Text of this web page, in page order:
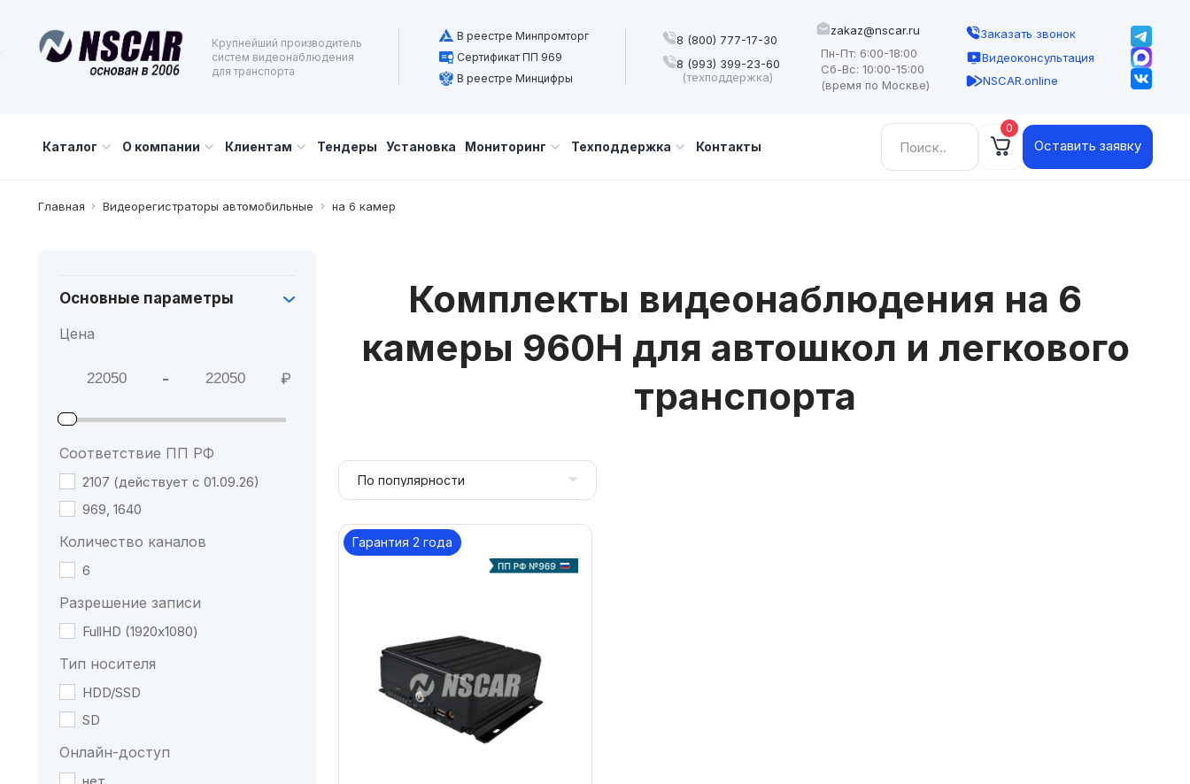
Крупнейший производитель
систем видеонаблюдения
для транспорта
В реестре Минпромторг
Сертификат ПП 969
В реестре Минцифры
8 (800) 777-17-30
8 (993) 399-23-60
(техподдержка)
zakaz@nscar.ru
Пн-Пт: 6:00-18:00
Сб-Вс: 10:00-15:00
(время по Москве)
Заказать звонок
Видеоконсультация
NSCAR.online
Каталог О компании Клиентам Тендеры Установка Мониторинг Техподдержка Контакты
Найти: 0
Оставить заявку
Главная Видеорегистраторы автомобильные на 6 камер
Комплекты видеонаблюдения на 6
камеры 960Н для автошкол и легкового
транспорта
Гарантия 2 года
Основные параметры
Цена
- ₽
Соответствие ПП РФ
2107 (действует с 01.09.26)
969, 1640
Количество каналов
6
Разрешение записи
FullHD (1920х1080)
Тип носителя
HDD/SSD
SD
Онлайн-доступ